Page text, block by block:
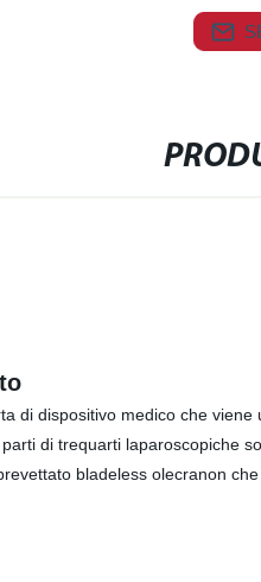
di dispositivo medico che
di trequarti laparoscopiche
bladeless olecranon